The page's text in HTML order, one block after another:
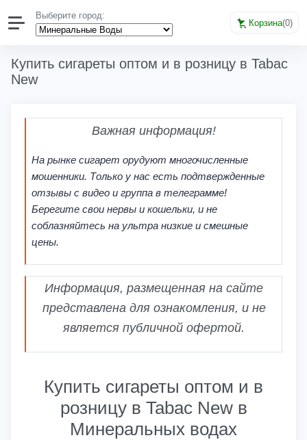
Выберите город:
Корзина(0)
Купить сигареты оптом и в розницу в Tabac
New
Важная информация!
На рынке сигарет орудуют многочисленные
мошенники. Только у нас есть подтвержденные
отзывы с видео и группа в телеграмме!
Берегите свои нервы и кошельки, и не
соблазняйтесь на ультра низкие и смешные
цены.
Информация, размещенная на сайте
представлена для ознакомления, и не
является публичной офертой.
Купить сигареты оптом и в
розницу в Tabac New в
Минеральных водах